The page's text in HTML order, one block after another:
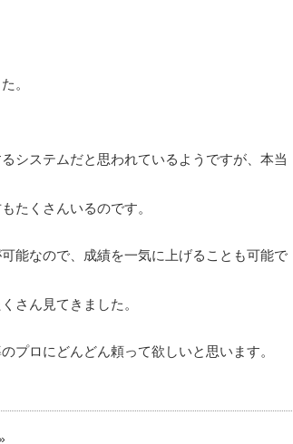
。
システムだと思われているようですが、本当
たくさんいるのです。
能なので、成績を一気に上げることも可能で
さん見てきました。
プロにどんどん頼って欲しいと思います。